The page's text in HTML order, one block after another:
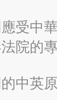
受中
院的
中英